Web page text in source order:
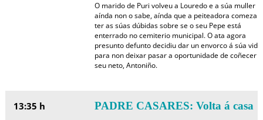
O marido de Puri volveu a Louredo e a súa muller
aínda non o sabe, aínda que a peiteadora comeza a
ter as súas dúbidas sobre se o seu Pepe está
enterrado no cemiterio municipal. O ata agora
presunto defunto decidiu dar un envorco á súa vida
para non deixar pasar a oportunidade de coñecer o
seu neto, Antoniño.
13:35 h PADRE CASARES: Volta á casa